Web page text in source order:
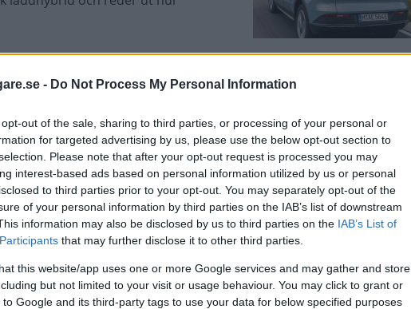
- Do Not Process My Personal Information
out of the sale, sharing to third parties, or processing of your personal or
for targeted advertising by us, please use the below opt-out section to
Please note that after your opt-out request is processed you may
interest-based ads based on personal information utilized by us or personal
to third parties prior to your opt-out. You may separately opt-out of the
of your personal information by third parties on the IAB’s list of downstream
information may also be disclosed by us to third parties on the IAB’s List of
that may further disclose it to other third parties.
this website/app uses one or more Google services and may gather and store
but not limited to your visit or usage behaviour. You may click to grant or
Google and its third-party tags to use your data for below specified purposes
sig mot
Marvel R om köparna. Så här står
först ut
på den svenska marknaden. Det